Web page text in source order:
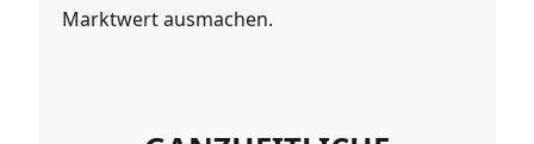
Marktwert ausmachen.